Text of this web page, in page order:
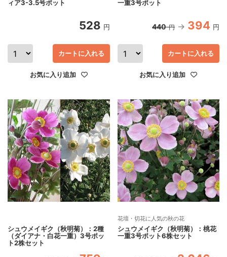
ィア3-3.5号ポット
528 円
お気に入り追加
カートに入れる
一重3号ポット
440 円 394 円
お気に入り追加
カートに入れる
シュウメイギク（秋明菊）：2種
（ダイアナ・白花一重）3号ポッ
ト2株セット
花壇・切花に人気の秋の花
シュウメイギク（秋明菊）：桃花
一重3号ポット6株セット